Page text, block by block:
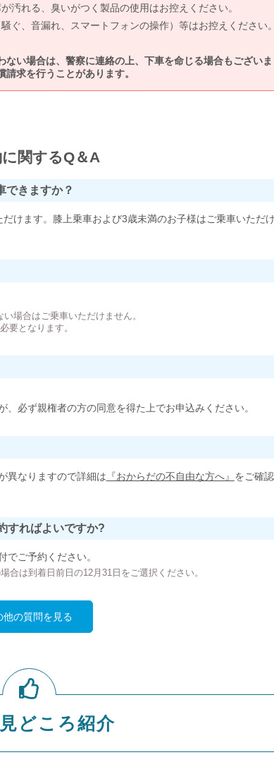
汚れる、臭いがつく製品の使用はお控えください。
ぐ、音漏れ、スマートフォンの操作）等はお控えください
ない場合は、警察に連絡の上、下車を命じる場合もございま
求を行うことがあります。
関するQ＆A
できますか？
けます。膝上乗車および3歳未満のお子様はご乗車いただ
場合はご乗車いただけません。
要となります。
必ず親権者の方の同意を得た上でお申込みください。
異なりますので詳細は 『おからだの不自由な方へ』 をご確
すればよいですか?
でご予約ください。
合は到着日前日の12月31日をご選択ください。
他の質問を見る
どころ紹介